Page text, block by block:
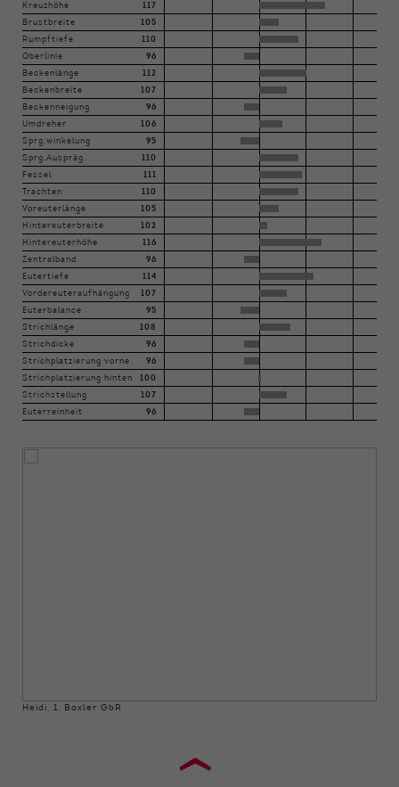
Kreuzhöhe 117
Brustbreite 105
Rumpftiefe 110
Oberlinie 96
Beckenlänge 112
Beckenbreite 107
Beckenneigung 96
Umdreher 106
Sprg.winkelung 95
Sprg.Auspräg. 110
Fessel 111
Trachten 110
Voreuterlänge 105
Hintereuterbreite 102
Hintereuterhöhe 116
Zentralband 96
Eutertiefe 114
Vordereuteraufhängung 107
Euterbalance 95
Strichlänge 108
Strichdicke 96
Strichplatzierung vorne 96
Strichplatzierung hinten 100
Strichstellung 107
Euterreinheit 96
Heidi, 1, Boxler GbR
›